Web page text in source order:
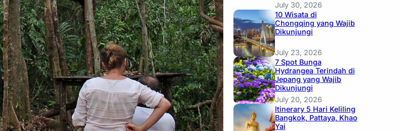
July 30, 2026
10 Wisata di
Chongqing yang Wajib
Dikunjungi
July 23, 2026
7 Spot Bunga
Hydrangea Terindah di
Jepang yang Wajib
Dikunjungi
July 20, 2026
Itinerary 5 Hari Keliling
Bangkok, Pattaya, Khao
Yai